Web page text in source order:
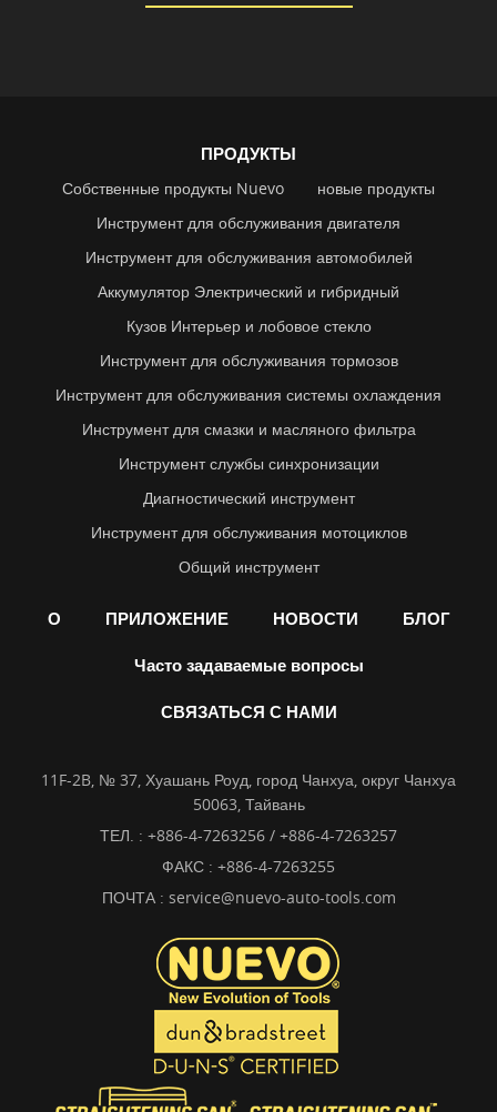
ПРОДУКТЫ
Собственные продукты Nuevo
новые продукты
Инструмент для обслуживания двигателя
Инструмент для обслуживания автомобилей
Аккумулятор Электрический и гибридный
Кузов Интерьер и лобовое стекло
Инструмент для обслуживания тормозов
Инструмент для обслуживания системы охлаждения
Инструмент для смазки и масляного фильтра
Инструмент службы синхронизации
Диагностический инструмент
Инструмент для обслуживания мотоциклов
Общий инструмент
О ПРИЛОЖЕНИЕ НОВОСТИ БЛОГ
Часто задаваемые вопросы
СВЯЗАТЬСЯ С НАМИ
11F-2B, № 37, Хуашань Роуд, город Чанхуа, округ Чанхуа
50063, Тайвань
ТЕЛ. : +886-4-7263256 / +886-4-7263257
ФАКС : +886-4-7263255
ПОЧТА : service@nuevo-auto-tools.com